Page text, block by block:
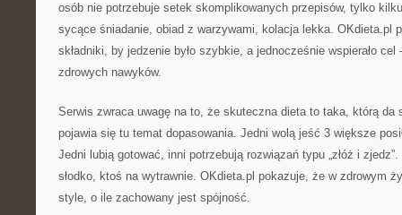
osób nie potrzebuje setek skomplikowanych przepisów, tylko
sycące śniadanie, obiad z warzywami, kolacja lekka. OKdieta.pl
składniki, by jedzenie było szybkie, a jednocześnie wspierało
zdrowych nawyków.
Serwis zwraca uwagę na to, że skuteczna dieta to taka, którą da
pojawia się tu temat dopasowania. Jedni wolą jeść 3 większe
Jedni lubią gotować, inni potrzebują rozwiązań typu „złóż i
słodko, ktoś na wytrawnie. OKdieta.pl pokazuje, że w zdrowym
style, o ile zachowany jest spójność.